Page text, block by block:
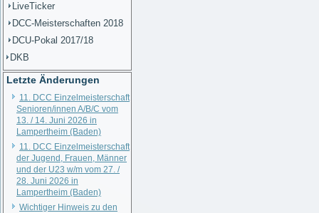
LiveTicker
DCC-Meisterschaften 2018
DCU-Pokal 2017/18
DKB
Letzte Änderungen
11. DCC Einzelmeisterschaft
Senioren/innen A/B/C vom
13. / 14. Juni 2026 in
Lampertheim (Baden)
11. DCC Einzelmeisterschaft
der Jugend, Frauen, Männer
und der U23 w/m vom 27. /
28. Juni 2026 in
Lampertheim (Baden)
Wichtiger Hinweis zu den